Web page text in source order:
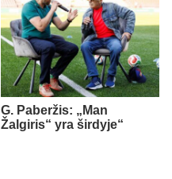
G. Paberžis: „Man
Žalgiris“ yra širdyje“